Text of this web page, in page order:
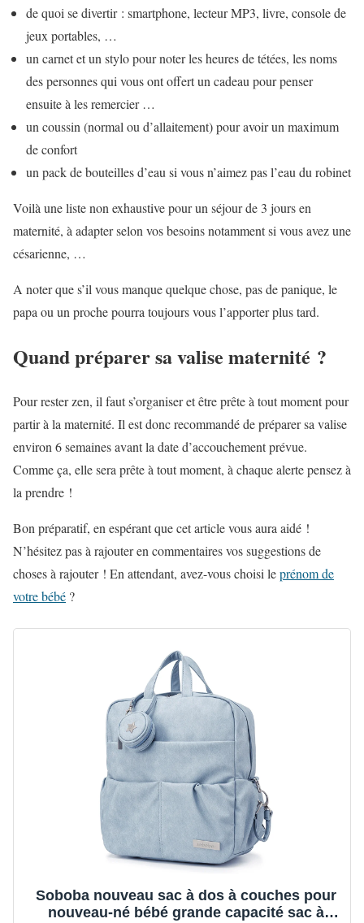
de quoi se divertir : smartphone, lecteur MP3, livre, console de
jeux portables, …
un carnet et un stylo pour noter les heures de tétées, les noms
des personnes qui vous ont offert un cadeau pour penser
ensuite à les remercier …
un coussin (normal ou d’allaitement) pour avoir un maximum
de confort
un pack de bouteilles d’eau si vous n’aimez pas l’eau du robinet
Voilà une liste non exhaustive pour un séjour de 3 jours en
maternité, à adapter selon vos besoins notamment si vous avez une
césarienne, …
A noter que s’il vous manque quelque chose, pas de panique, le
papa ou un proche pourra toujours vous l’apporter plus tard.
Quand préparer sa valise maternité ?
Pour rester zen, il faut s’organiser et être prête à tout moment pour
partir à la maternité. Il est donc recommandé de préparer sa valise
environ 6 semaines avant la date d’accouchement prévue.
Comme ça, elle sera prête à tout moment, à chaque alerte pensez à
la prendre !
Bon préparatif, en espérant que cet article vous aura aidé !
N’hésitez pas à rajouter en commentaires vos suggestions de
choses à rajouter ! En attendant, avez-vous choisi leprénom de
votre bébé ?
Soboba nouveau sac à dos à couches pour
nouveau-né bébé grande capacité sac à